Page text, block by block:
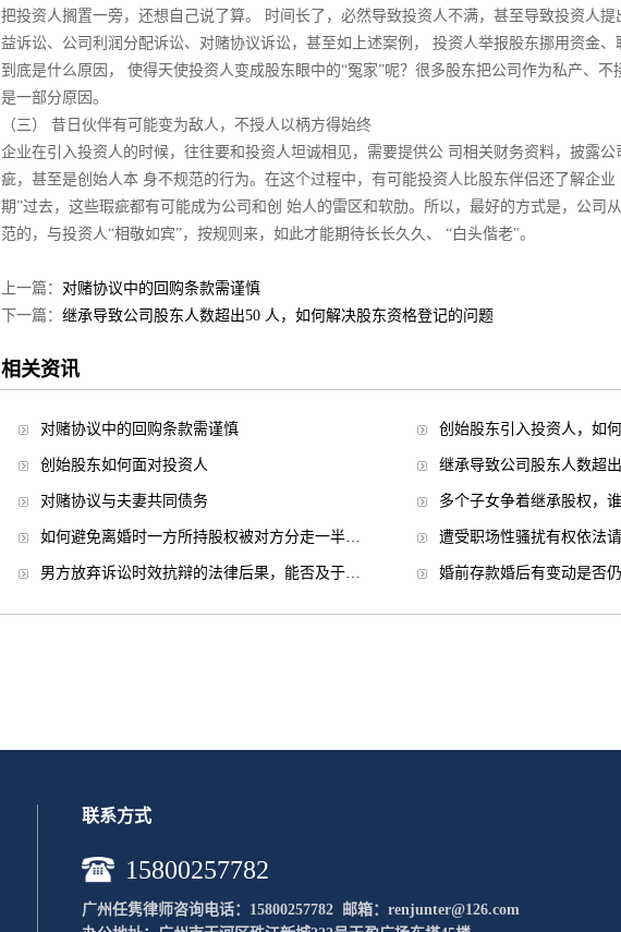
把投资人搁置一旁，还想自己说了算。 时间长了，必然导致投资人不满，甚至导致投资人提
益诉讼、公司利润分配诉讼、对赌协议诉讼，甚至如上述案例， 投资人举报股东挪用资金、
到底是什么原因， 使得天使投资人变成股东眼中的“冤家”呢？很多股东把公司作为私产、不
是一部分原因。
（三） 昔日伙伴有可能变为敌人，不授人以柄方得始终
企业在引入投资人的时候，往往要和投资人坦诚相见，需要提供公 司相关财务资料，披露
疵，甚至是创始人本 身不规范的行为。在这个过程中，有可能投资人比股东伴侣还了解企业
期”过去，这些瑕疵都有可能成为公司和创 始人的雷区和软肋。所以，最好的方式是，公司
范的，与投资人“相敬如宾”，按规则来，如此才能期待长长久久、 “白头偕老"。
上一篇： 对赌协议中的回购条款需谨慎
下一篇： 继承导致公司股东人数超出50 人，如何解决股东资格登记的问题
相关资讯
对赌协议中的回购条款需谨慎 创始股东引入投资人，如
创始股东如何面对投资人 继承导致公司股东人数超
对赌协议与夫妻共同债务 多个子女争着继承股权，
如何避免离婚时一方所持股权被对方分走一半… 遭受职场性骚扰有权依法
男方放弃诉讼时效抗辩的法律后果，能否及于… 婚前存款婚后有变动是否
联系方式
15800257782
广州任隽律师咨询电话：15800257782 邮箱：renjunter@126.com